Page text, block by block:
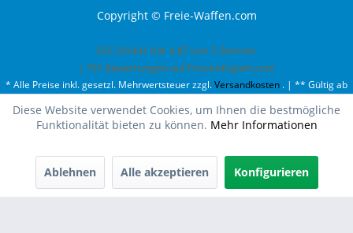
Copyright © Freie-Waffen.com
ESC GmbH hat 4,87von 5Sternen
| 791 Bewertungen auf ProvenExpert.com
* Alle Preise inkl. gesetzl. Mehrwertsteuer zzgl.Versandkosten . | ** Gültig ab
50¤ Bestellwert und einmal pro Kunde. | *** Innerhalb Deutschland,
ausgenommen Gefahrgut. Weitere Ländern finden Sie unterVersandkosten
Diese Website verwendet Cookies, um Ihnen die bestmögliche
Funktionalität bieten zu können. Mehr Informationen
Ablehnen Alle akzeptieren Konfigurieren